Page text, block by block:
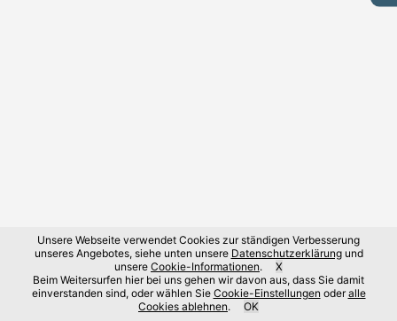
Unsere Webseite verwendet Cookies zur ständigen Verbesserung
unseres Angebotes, siehe unten unsere Datenschutzerklärungund
unsere Cookie-Informationen.
X
Beim Weitersurfen hier bei uns gehen wir davon aus, dass Sie damit
einverstanden sind, oder wählen Sie Cookie-Einstellungen oderalle
Cookies ablehnen. OK